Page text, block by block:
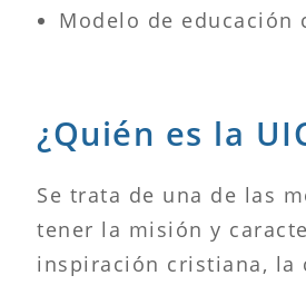
Modelo de educación
¿Quién es la
Se trata de una de las
tener la misión y
inspiración cristiana, la